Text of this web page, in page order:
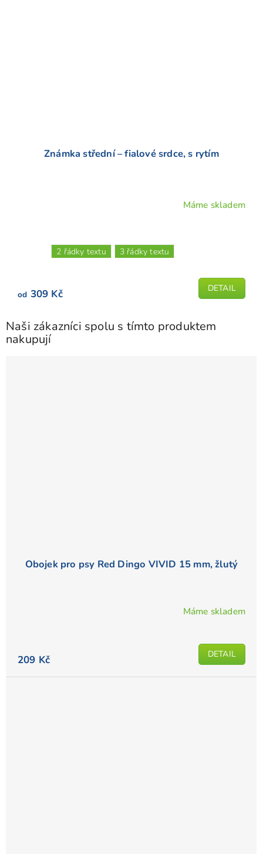
Známka střední – fialové srdce, s rytím
hvězdiček.
Máme skladem
od 309 Kč DETAIL
2 řádky textu 3 řádky textu
Naši zákazníci spolu s tímto produktem
nakupují
Obojek pro psy Red Dingo VIVID 15 mm, žlutý
je
Máme skladem
209 Kč DETAIL